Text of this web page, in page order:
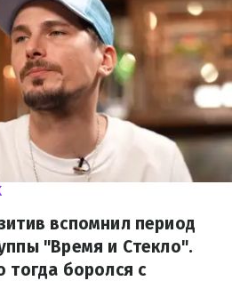
вспомнил период
"Время и Стекло".
тогда боролся с